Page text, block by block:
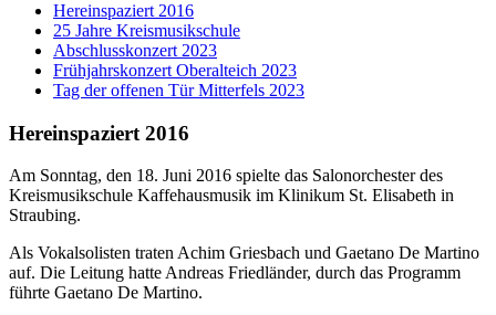
Hereinspaziert 2016
25 Jahre Kreismusikschule
Abschlusskonzert 2023
Frühjahrskonzert Oberalteich 2023
Tag der offenen Tür Mitterfels 2023
Hereinspaziert 2016
Am Sonntag, den 18. Juni 2016 spielte das Salonorchester des
Kreismusikschule Kaffehausmusik im Klinikum St. Elisabeth in
Straubing.
Als Vokalsolisten traten Achim Griesbach und Gaetano De Martino
auf. Die Leitung hatte Andreas Friedländer, durch das Programm
führte Gaetano De Martino.